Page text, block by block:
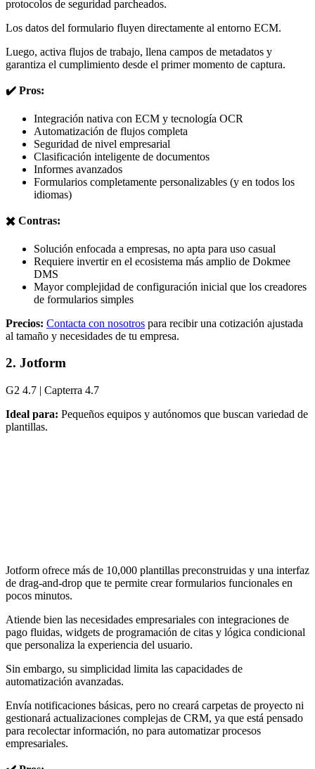
protocolos de seguridad parcheados.
Los datos del formulario fluyen directamente al entorno ECM.
Luego, activa flujos de trabajo, llena campos de metadatos y
garantiza el cumplimiento desde el primer momento de captura.
✔️ Pros:
Integración nativa con ECM y tecnología OCR
Automatización de flujos completa
Seguridad de nivel empresarial
Clasificación inteligente de documentos
Informes avanzados
Formularios completamente personalizables (y en todos los
idiomas)
✖️ Contras:
Solución enfocada a empresas, no apta para uso casual
Requiere invertir en el ecosistema más amplio de Dokmee
DMS
Mayor complejidad de configuración inicial que los creadores
de formularios simples
Precios: Contacta con nosotros para recibir una cotización ajustada
al tamaño y necesidades de tu empresa.
2. Jotform
G2 4.7 | Capterra 4.7
Ideal para: Pequeños equipos y autónomos que buscan variedad de
plantillas.
Jotform ofrece más de 10,000 plantillas preconstruidas y una interfaz
de drag-and-drop que te permite crear formularios funcionales en
pocos minutos.
Atiende bien las necesidades empresariales con integraciones de
pago fluidas, widgets de programación de citas y lógica condicional
que personaliza la experiencia del usuario.
Sin embargo, su simplicidad limita las capacidades de
automatización avanzadas.
Envía notificaciones básicas, pero no creará carpetas de proyecto ni
gestionará actualizaciones complejas de CRM, ya que está pensado
para recolectar información, no para automatizar procesos
empresariales.